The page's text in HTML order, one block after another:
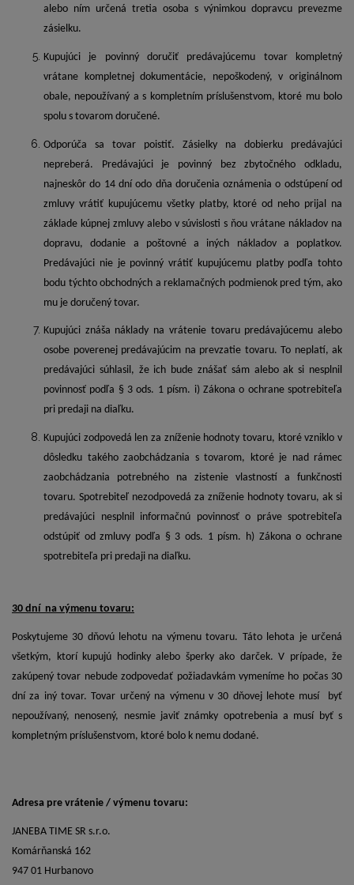
alebo ním určená tretia osoba s výnimkou dopravcu prevezme
zásielku.
Kupujúci je povinný doručiť predávajúcemu tovar kompletný
vrátane kompletnej dokumentácie, nepoškodený, v originálnom
obale, nepoužívaný a s kompletním príslušenstvom, ktoré mu bolo
spolu s tovarom doručené.
Odporúča sa tovar poistiť. Zásielky na dobierku predávajúci
nepreberá. Predávajúci je povinný bez zbytočného odkladu,
najneskôr do 14 dní odo dňa doručenia oznámenia o odstúpení od
zmluvy vrátiť kupujúcemu všetky platby, ktoré od neho prijal na
základe kúpnej zmluvy alebo v súvislosti s ňou vrátane nákladov na
dopravu, dodanie a poštovné a iných nákladov a poplatkov.
Predávajúci nie je povinný vrátiť kupujúcemu platby podľa tohto
bodu týchto obchodných a reklamačných podmienok pred tým, ako
mu je doručený tovar.
Kupujúci znáša náklady na vrátenie tovaru predávajúcemu alebo
osobe poverenej predávajúcim na prevzatie tovaru. To neplatí, ak
predávajúci súhlasil, že ich bude znášať sám alebo ak si nesplnil
povinnosť podľa § 3 ods. 1 písm. i) Zákona o ochrane spotrebiteľa
pri predaji na diaľku.
Kupujúci zodpovedá len za zníženie hodnoty tovaru, ktoré vzniklo v
dôsledku takého zaobchádzania s tovarom, ktoré je nad rámec
zaobchádzania potrebného na zistenie vlastností a funkčnosti
tovaru. Spotrebiteľ nezodpovedá za zníženie hodnoty tovaru, ak si
predávajúci nesplnil informačnú povinnosť o práve spotrebiteľa
odstúpiť od zmluvy podľa § 3 ods. 1 písm. h) Zákona o ochrane
spotrebiteľa pri predaji na diaľku.
30 dní na výmenu tovaru:
Poskytujeme 30 dňovú lehotu na výmenu tovaru. Táto lehota je určená
všetkým, ktorí kupujú hodinky alebo šperky ako darček. V prípade, že
zakúpený tovar nebude zodpovedať požiadavkám vymeníme ho počas 30
dní za iný tovar. Tovar určený na výmenu v 30 dňovej lehote musí byť
nepoužívaný, nenosený, nesmie javiť známky opotrebenia a musí byť s
kompletným príslušenstvom, ktoré bolo k nemu dodané.
Adresa pre vrátenie / výmenu tovaru:
JANEBA TIME SR s.r.o.
Komárňanská 162
947 01 Hurbanovo